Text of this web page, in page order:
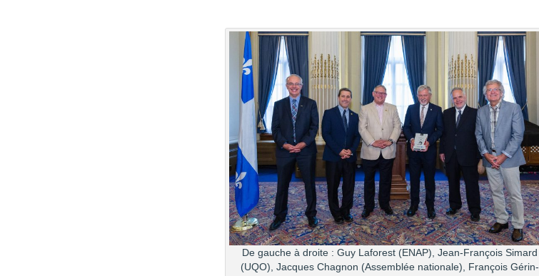
De gauche à droite : Guy Laforest (ENAP), Jean-François Simard
(UQO), Jacques Chagnon (Assemblée nationale), François Gérin-